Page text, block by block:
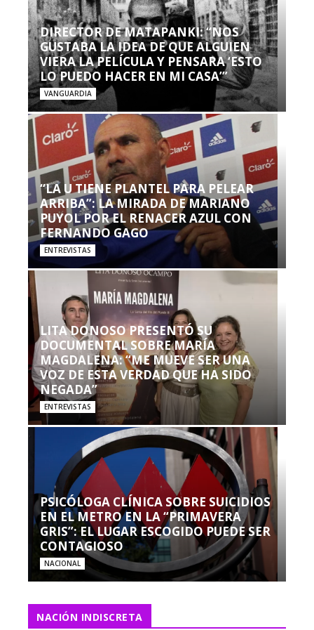
DIRECTOR DE MATAPANKI: “NOS
GUSTABA LA IDEA DE QUE ALGUIEN
VIERA LA PELÍCULA Y PENSARA ‘ESTO
LO PUEDO HACER EN MI CASA’”
VANGUARDIA
“LA U TIENE PLANTEL PARA PELEAR
ARRIBA”: LA MIRADA DE MARIANO
PUYOL POR EL RENACER AZUL CON
FERNANDO GAGO
ENTREVISTAS
LITA DONOSO PRESENTÓ SU
DOCUMENTAL SOBRE MARÍA
MAGDALENA: “ME MUEVE SER UNA
VOZ DE ESTA VERDAD QUE HA SIDO
NEGADA”
ENTREVISTAS
PSICÓLOGA CLÍNICA SOBRE SUICIDIOS
EN EL METRO EN LA “PRIMAVERA
GRIS”: EL LUGAR ESCOGIDO PUEDE SER
CONTAGIOSO
NACIONAL
NACIÓN INDISCRETA